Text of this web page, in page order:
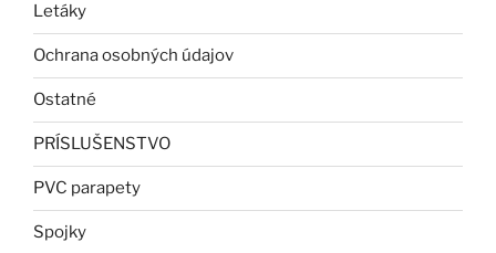
Letáky
Ochrana osobných údajov
Ostatné
PRÍSLUŠENSTVO
PVC parapety
Spojky